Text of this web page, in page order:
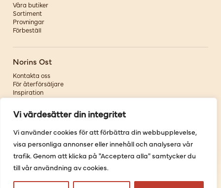
Vi värdesätter din integritet
Vi använder cookies för att förbättra din webbupplevelse,
visa personliga annonser eller innehåll och analysera vår
trafik. Genom att klicka på "Acceptera alla" samtycker du
till vår användning av cookies.
Våra butiker
Sortiment
Provningar
Förbeställ
Norins Ost
Kontakta oss
För återförsäljare
Inspiration
Om oss
Följ oss
Facebook
Instagram
Youtube